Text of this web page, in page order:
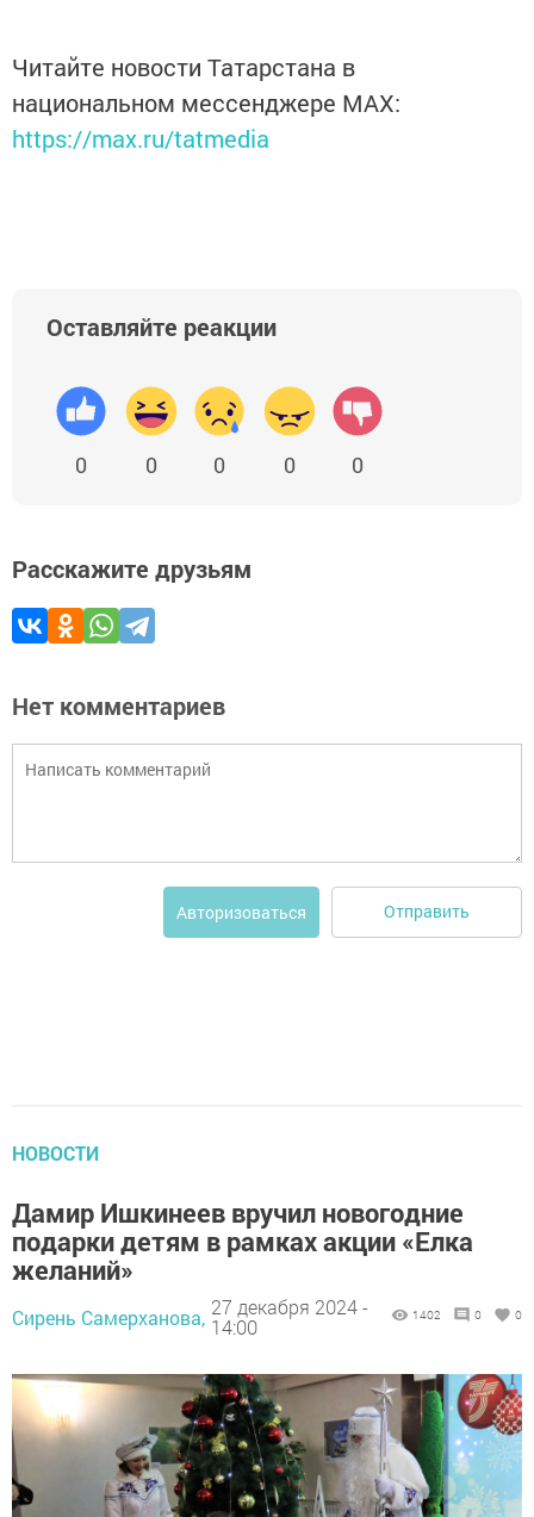
Читайте новости Татарстана в
национальном мессенджере MАХ:
https://max.ru/tatmedia
Оставляйте реакции
0 0 0 0 0
Расскажите друзьям
Нет комментариев
Авторизоваться Отправить
НОВОСТИ
Дамир Ишкинеев вручил новогодние
подарки детям в рамках акции «Елка
желаний»
Сирень Самерханова, 27 декабря 2024 -
14:00
1402 0 0